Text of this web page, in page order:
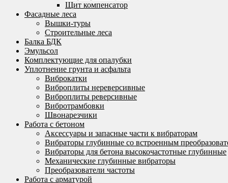
Щит компенсатор
Фасадные леса
Вышки-туры
Строительные леса
Балка БДК
Эмульсол
Комплектующие для опалубки
Уплотнение грунта и асфальта
Виброкатки
Виброплиты нереверсивные
Виброплиты реверсивные
Вибротрамбовки
Швонарезчики
Работа с бетоном
Аксессуары и запасные части к вибраторам
Вибраторы глубинные со встроенным
Вибраторы для бетона высокочастотные глубинные
Механические глубинные вибраторы
Преобразователи частоты
Работа с арматурой